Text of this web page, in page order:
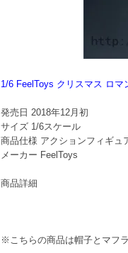
1/6 FeelToys クリスマス ロ
発売日 2018年12月初
サイズ 1/6スケール
商品仕様 アクションフィギュ
メーカー FeelToys
商品詳細
※こちらの商品は帽子とマフ